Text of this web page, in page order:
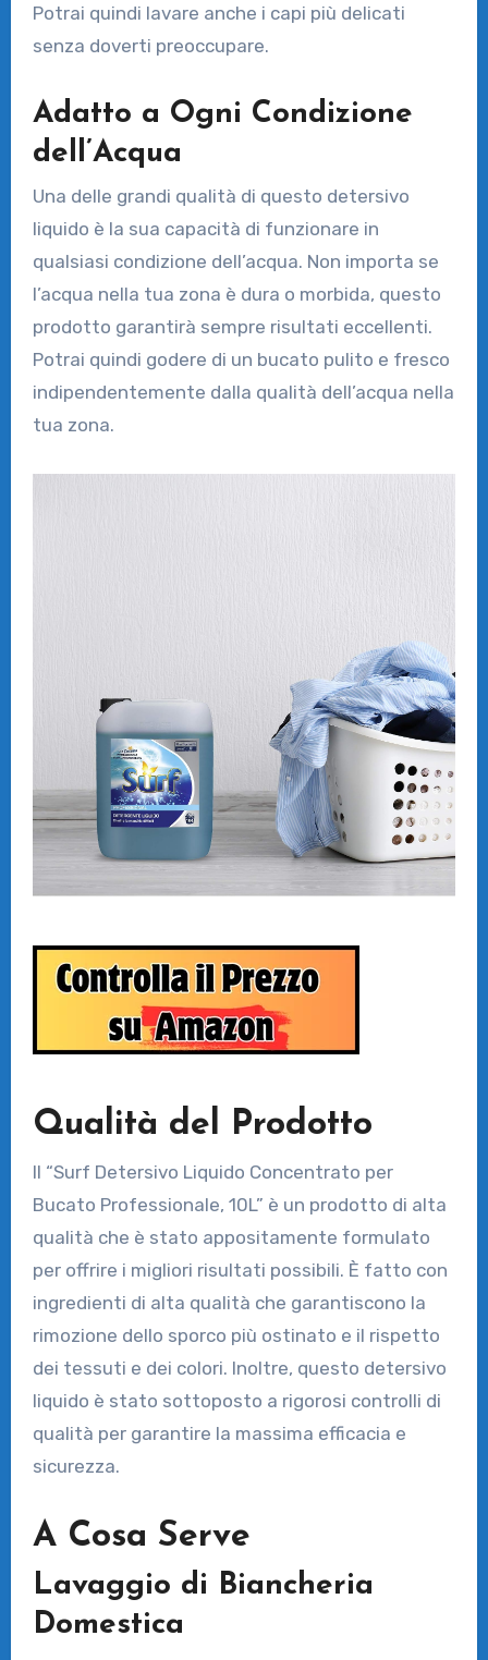
Potrai quindi lavare anche i capi più delicati
senza doverti preoccupare.
Adatto a Ogni Condizione
dell’Acqua
Una delle grandi qualità di questo detersivo
liquido è la sua capacità di funzionare in
qualsiasi condizione dell’acqua. Non importa se
l’acqua nella tua zona è dura o morbida, questo
prodotto garantirà sempre risultati eccellenti.
Potrai quindi godere di un bucato pulito e fresco
indipendentemente dalla qualità dell’acqua nella
tua zona.
Qualità del Prodotto
Il “Surf Detersivo Liquido Concentrato per
Bucato Professionale, 10L” è un prodotto di alta
qualità che è stato appositamente formulato
per offrire i migliori risultati possibili. È fatto con
ingredienti di alta qualità che garantiscono la
rimozione dello sporco più ostinato e il rispetto
dei tessuti e dei colori. Inoltre, questo detersivo
liquido è stato sottoposto a rigorosi controlli di
qualità per garantire la massima efficacia e
sicurezza.
A Cosa Serve
Lavaggio di Biancheria
Domestica